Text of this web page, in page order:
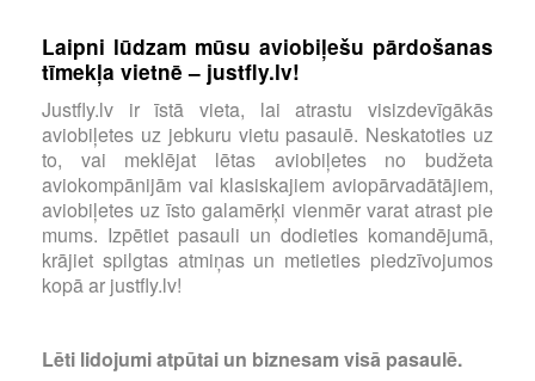
Laipni lūdzam mūsu aviobiļešu pārdošanas
tīmekļa vietnē – justfly.lv!
Justfly.lv ir īstā vieta, lai atrastu visizdevīgākās
aviobiļetes uz jebkuru vietu pasaulē. Neskatoties uz
to, vai meklējat lētas aviobiļetes no budžeta
aviokompānijām vai klasiskajiem aviopārvadātājiem,
aviobiļetes uz īsto galamērķi vienmēr varat atrast pie
mums. Izpētiet pasauli un dodieties komandējumā,
krājiet spilgtas atmiņas un metieties piedzīvojumos
kopā ar justfly.lv!
Lēti lidojumi atpūtai un biznesam visā pasaulē.